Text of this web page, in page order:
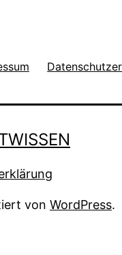
von WordPress.